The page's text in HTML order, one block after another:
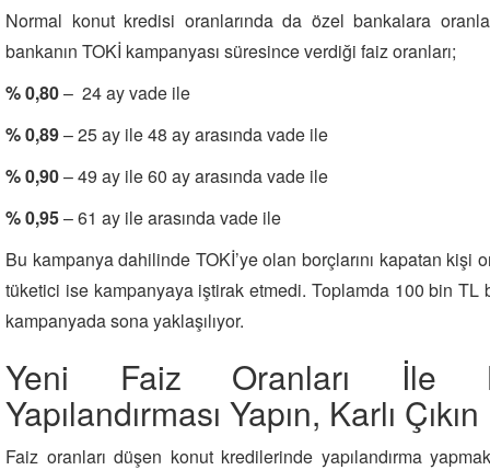
Normal konut kredisi oranlarında da özel bankalara
bankanın TOKİ kampanyası süresince verdiği faiz oranları;
% 0,80– 24 ay vade ile
% 0,89– 25 ay ile 48 ay arasında vade ile
% 0,90– 49 ay ile 60 ay arasında vade ile
% 0,95– 61 ay ile arasında vade ile
Bu kampanya dahilinde TOKİ’ye olan borçlarını kapatan kişi
tüketici ise kampanyaya iştirak etmedi. Toplamda 100 bin TL
kampanyada sona yaklaşılıyor.
Yeni Faiz Oranları İle
Yapılandırması Yapın, Karlı Çıkın
Faiz oranları düşen konut kredilerinde yapılandırma